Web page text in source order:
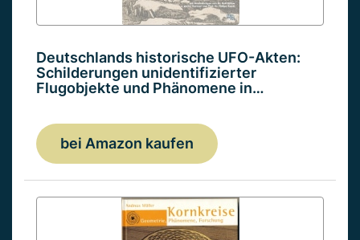
Deutschlands historische UFO-Akten:
Schilderungen unidentifizierter
Flugobjekte und Phänomene in…
bei Amazon kaufen